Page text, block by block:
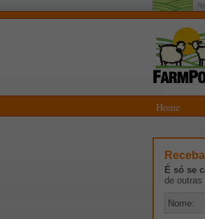
Home
É só se
de outras